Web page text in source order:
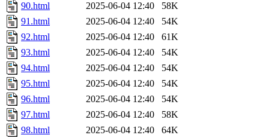
90.html
2025-06-04 12:40
58K
91.html
2025-06-04 12:40
54K
92.html
2025-06-04 12:40
61K
93.html
2025-06-04 12:40
54K
94.html
2025-06-04 12:40
54K
95.html
2025-06-04 12:40
54K
96.html
2025-06-04 12:40
54K
97.html
2025-06-04 12:40
58K
98.html
2025-06-04 12:40
64K